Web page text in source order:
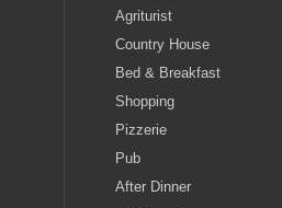
Agriturist
Country House
Bed & Breakfast
Shopping
Pizzerie
Pub
After Dinner